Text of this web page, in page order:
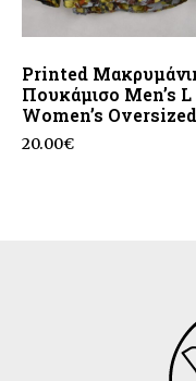
Printed
Πουκάμισο Men’s L
Women’s
20.00€